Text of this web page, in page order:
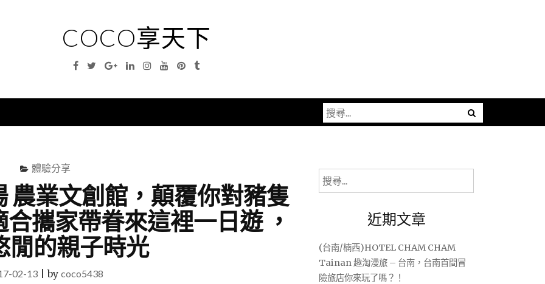
COCO享天下
Facebook
TwitterGoogleLinkedinInstagramYouTubePinterest
Tumblr
搜
尋
字:
體驗分享
農業文創館，顛覆你對豬隻
攜家帶眷來這裡一日遊 ，
閒的親子時光
02-13 |by coco5438
搜
尋
近期文章
(台南/楠西)HOTEL CHAM CHAM
Tainan 趣淘漫旅 – 台南，台南首間冒
險旅店你來玩了嗎？！